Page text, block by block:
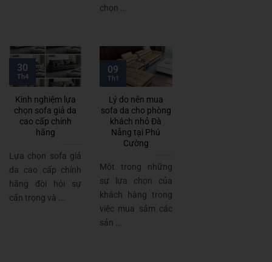
chọn ...
Kinh nghiệm lựa
chọn sofa giả da
cao cấp chính
hãng
Lựa chọn sofa giả
da cao cấp chính
hãng đòi hỏi sự
cẩn trọng và ...
30
Th4
Lý do nên mua
sofa da cho phòng
khách nhỏ Đà
Nẵng tại Phú
Cường
Một trong những
sự lựa chọn của
khách hàng trong
việc mua sắm các
sản ...
09
Th1